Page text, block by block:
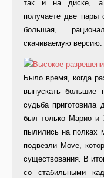
так и на диске, а
получаете две пары
большая,
скачиваемую версию.
Было время, когда
выпускать большие
судьба
был только Марио и
пылились на полках
подвезли Move,
существования. В
со стабильными